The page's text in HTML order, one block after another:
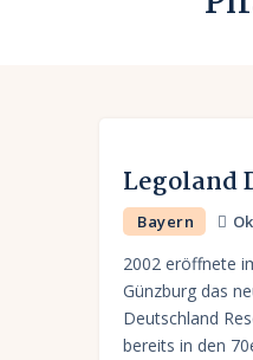
Legoland
Bayern
2002 eröffnete
Günzburg das
Deutschland
bereits in den